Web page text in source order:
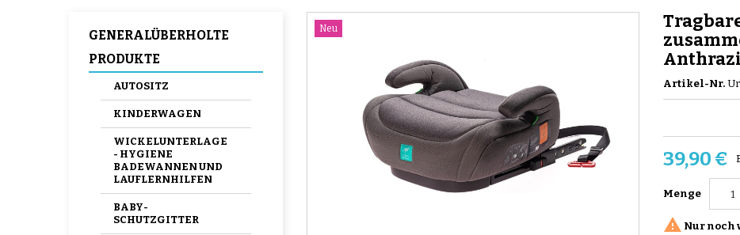
GENERALÜBERHOLTE
PRODUKTE
AUTOSITZ
KINDERWAGEN
WICKELUNTERLAGE
- HYGIENE
BADEWANNEN UND
LAUFLERNHILFEN
BABY-
SCHUTZGITTER
Neu
Artikel-Nr.
39,90 €
Menge
 Nur noch